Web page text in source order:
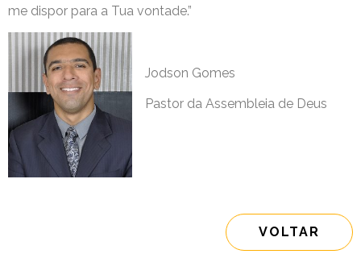
me dispor para a Tua vontade.”
Jodson Gomes
Pastor da Assembleia de Deus
VOLTAR